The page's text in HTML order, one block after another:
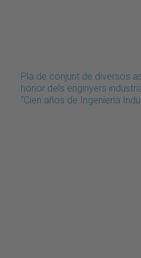
Pla de conjunt de diversos
honor dels enginyers
“Cien años de Ingeniería